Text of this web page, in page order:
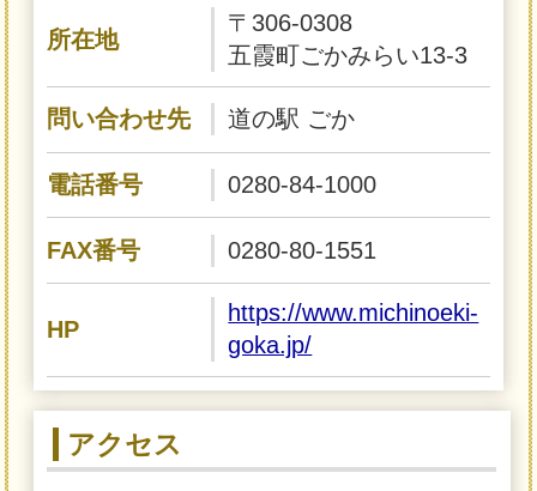
所在地
〒306-0308
五霞町ごかみらい13-3
問い合わせ先 道の駅 ごか
電話番号 0280-84-1000
FAX番号 0280-80-1551
HP
https://www.michinoeki-
goka.jp/
アクセス